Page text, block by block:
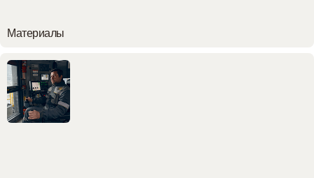
Материалы